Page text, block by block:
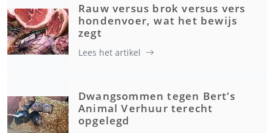
Rauw versus brok versus vers
hondenvoer, wat het bewijs
zegt
Lees het artikel
Dwangsommen tegen Bert’s
Animal Verhuur terecht
opgelegd